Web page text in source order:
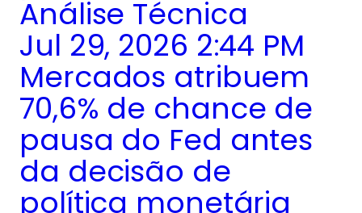
Análise Técnica
Jul 29, 2026 2:44 PM
Mercados atribuem
70,6% de chance de
pausa do Fed antes
da decisão de
política monetária